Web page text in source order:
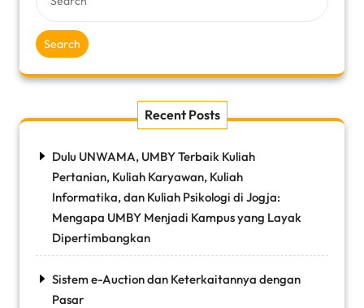
Search
Recent Posts
Dulu UNWAMA, UMBY Terbaik Kuliah
Pertanian, Kuliah Karyawan, Kuliah
Informatika, dan Kuliah Psikologi di Jogja:
Mengapa UMBY Menjadi Kampus yang Layak
Dipertimbangkan
Sistem e-Auction dan Keterkaitannya dengan
Pasar